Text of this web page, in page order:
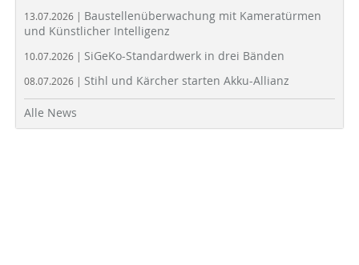
13.07.2026 | Baustellenüberwachung mit Kameratürmen
und Künstlicher Intelligenz
10.07.2026 | SiGeKo-Standardwerk in drei Bänden
08.07.2026 | Stihl und Kärcher starten Akku-Allianz
Alle News